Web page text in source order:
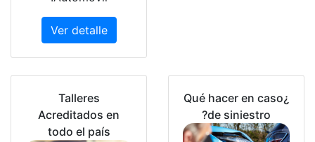
Talleres
todo el